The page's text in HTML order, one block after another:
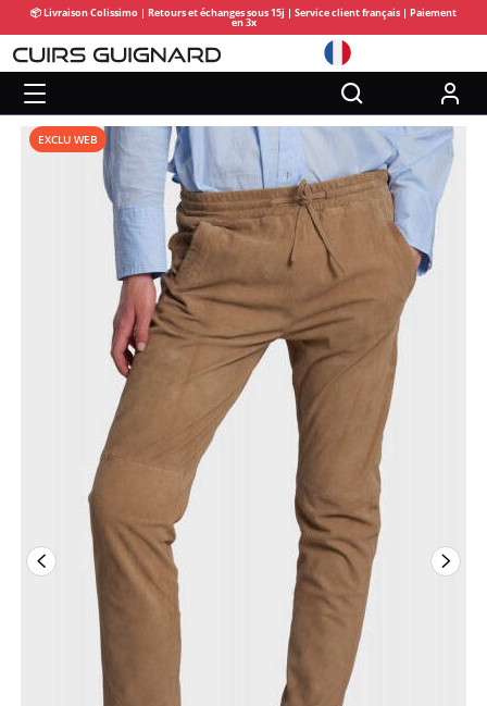
📦 Livraison Colissimo | Retours et échanges sous 15j | Service client français | Paiement
en 3x
EXCLU WEB